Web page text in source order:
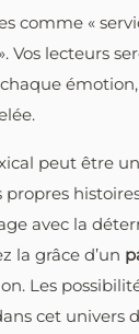
comme «
Vos lecteurs
peut être
propres
avec la
la grâce d’un
Les
cet univers